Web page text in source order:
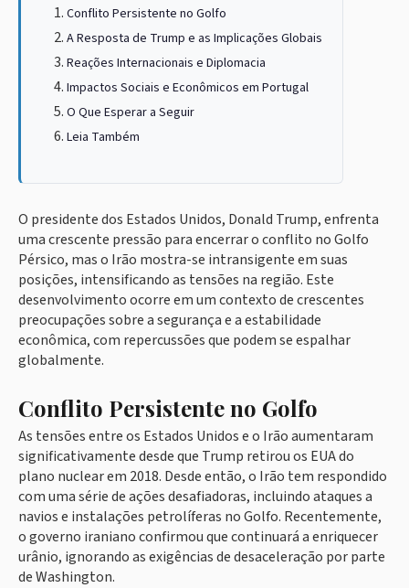
Conflito Persistente no Golfo
A Resposta de Trump e as Implicações Globais
Reações Internacionais e Diplomacia
Impactos Sociais e Econômicos em Portugal
O Que Esperar a Seguir
Leia Também
O presidente dos Estados Unidos, Donald Trump, enfrenta
uma crescente pressão para encerrar o conflito no Golfo
Pérsico, mas o Irão mostra-se intransigente em suas
posições, intensificando as tensões na região. Este
desenvolvimento ocorre em um contexto de crescentes
preocupações sobre a segurança e a estabilidade
econômica, com repercussões que podem se espalhar
globalmente.
Conflito Persistente no Golfo
As tensões entre os Estados Unidos e o Irão aumentaram
significativamente desde que Trump retirou os EUA do
plano nuclear em 2018. Desde então, o Irão tem respondido
com uma série de ações desafiadoras, incluindo ataques a
navios e instalações petrolíferas no Golfo. Recentemente,
o governo iraniano confirmou que continuará a enriquecer
urânio, ignorando as exigências de desaceleração por parte
de Washington.